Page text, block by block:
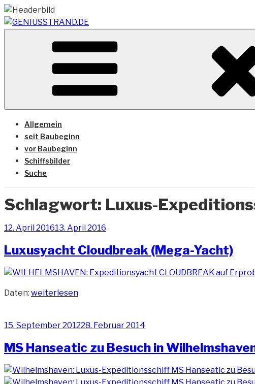
Zum
Inhalt
springen
GENIUSSTRAND.DE
Vom Geniusstrand zum JadeWeserPort/Container Terminal
Allgemein
seit Baubeginn
vor Baubeginn
Schiffsbilder
Suche
Schlagwort: Luxus-
Veröffentlicht
12. April 201613. April 2016
Luxusyacht Cloudbreak (Mega-Yacht)
Daten: „Luxusyacht
Yacht)“
weiterlesen
Veröffentlicht
15. September 201228. Februar 2014
MS Hanseatic zu Besuch in